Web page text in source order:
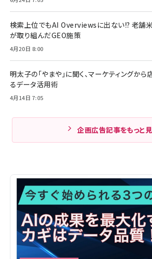
検索上位でもAI Overviewsに出ない!? 老舗
が取り組んだGEO施策
4月20日 8:00
明太子の「やまや」に聞く、マーケティングか
るデータ活用術
4月14日 7:05
企画広告記事をもっと